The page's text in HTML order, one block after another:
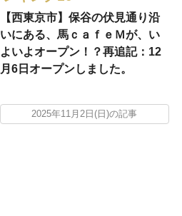
【西東京市】保谷の伏見通り沿
いにある、馬ｃａｆｅＭが、い
よいよオープン！？再追記：12
月6日オープンしました。
2025年11月2日(日)の記事